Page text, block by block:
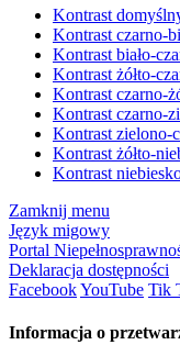
Kontrast
Kontrast czarno-
Kontrast biało-
Kontrast żółto-
Kontrast czarno-
Kontrast czarno-
Kontrast zielono-
Kontrast żółto-
Kontrast
Zamknij menu
Język migowy
Portal
Deklaracja dostępności
FacebookYouTube Tik
Informacja o